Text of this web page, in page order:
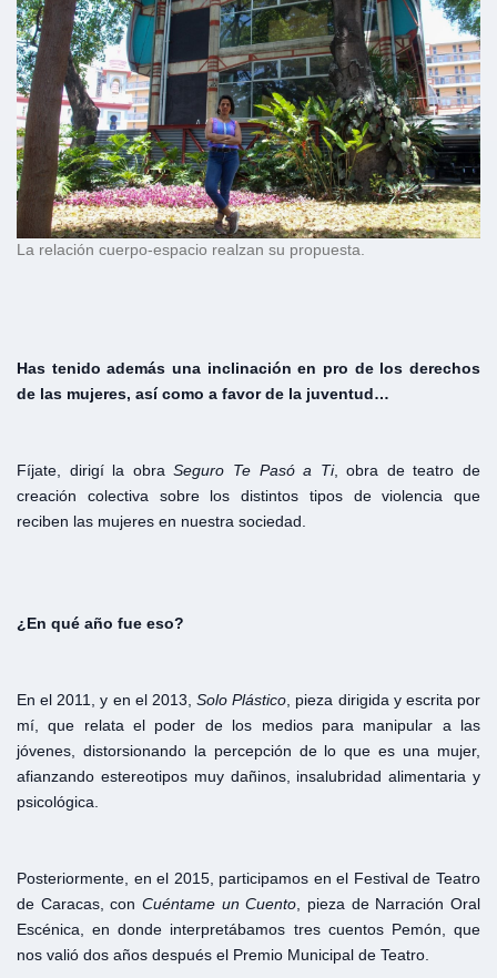
La relación cuerpo-espacio realzan su propuesta.
Has tenido además una inclinación en pro de los derechos
de las mujeres, así como a favor de la juventud…
Fíjate, dirigí la obra Seguro Te Pasó a Ti, obra de teatro de
creación colectiva sobre los distintos tipos de violencia que
reciben las mujeres en nuestra sociedad.
¿En qué año fue eso?
En el 2011, y en el 2013,Solo Plástico , pieza dirigida y escrita por
mí, que relata el poder de los medios para manipular a las
jóvenes, distorsionando la percepción de lo que es una mujer,
afianzando estereotipos muy dañinos, insalubridad alimentaria y
psicológica.
Posteriormente, en el 2015, participamos en el Festival de Teatro
de Caracas, con Cuéntame un Cuento , pieza de Narración Oral
Escénica, en donde interpretábamos tres cuentos Pemón, que
nos valió dos años después el Premio Municipal de Teatro.